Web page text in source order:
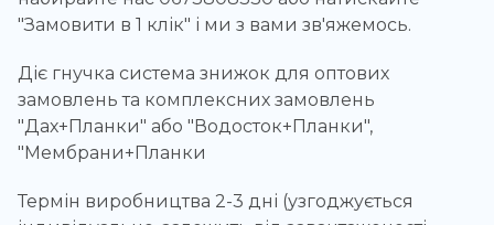
"Замовити в 1 клік" і ми з вами зв'яжемось.
Діє гнучка система знижок для оптових
замовлень та комплексних замовлень
"Дах+Планки" або "Водосток+Планки",
"Мембрани+Планки
Термін виробництва 2-3 дні (узгоджується